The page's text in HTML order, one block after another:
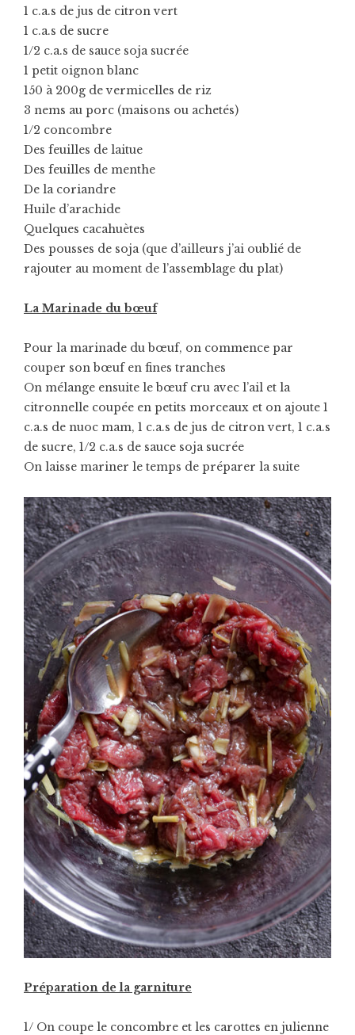
1 c.a.s de jus de citron vert
1 c.a.s de sucre
1/2 c.a.s de sauce soja sucrée
1 petit oignon blanc
150 à 200g de vermicelles de riz
3 nems au porc (maisons ou achetés)
1/2 concombre
Des feuilles de laitue
Des feuilles de menthe
De la coriandre
Huile d’arachide
Quelques cacahuètes
Des pousses de soja (que d’ailleurs j’ai oublié de
rajouter au moment de l’assemblage du plat)
La Marinade du bœuf
Pour la marinade du bœuf, on commence par
couper son bœuf en fines tranches
On mélange ensuite le bœuf cru avec l’ail et la
citronnelle coupée en petits morceaux et on ajoute 1
c.a.s de nuoc mam, 1 c.a.s de jus de citron vert, 1 c.a.s
de sucre, 1/2 c.a.s de sauce soja sucrée
On laisse mariner le temps de préparer la suite
Préparation de la garniture
1/ On coupe le concombre et les carottes en julienne